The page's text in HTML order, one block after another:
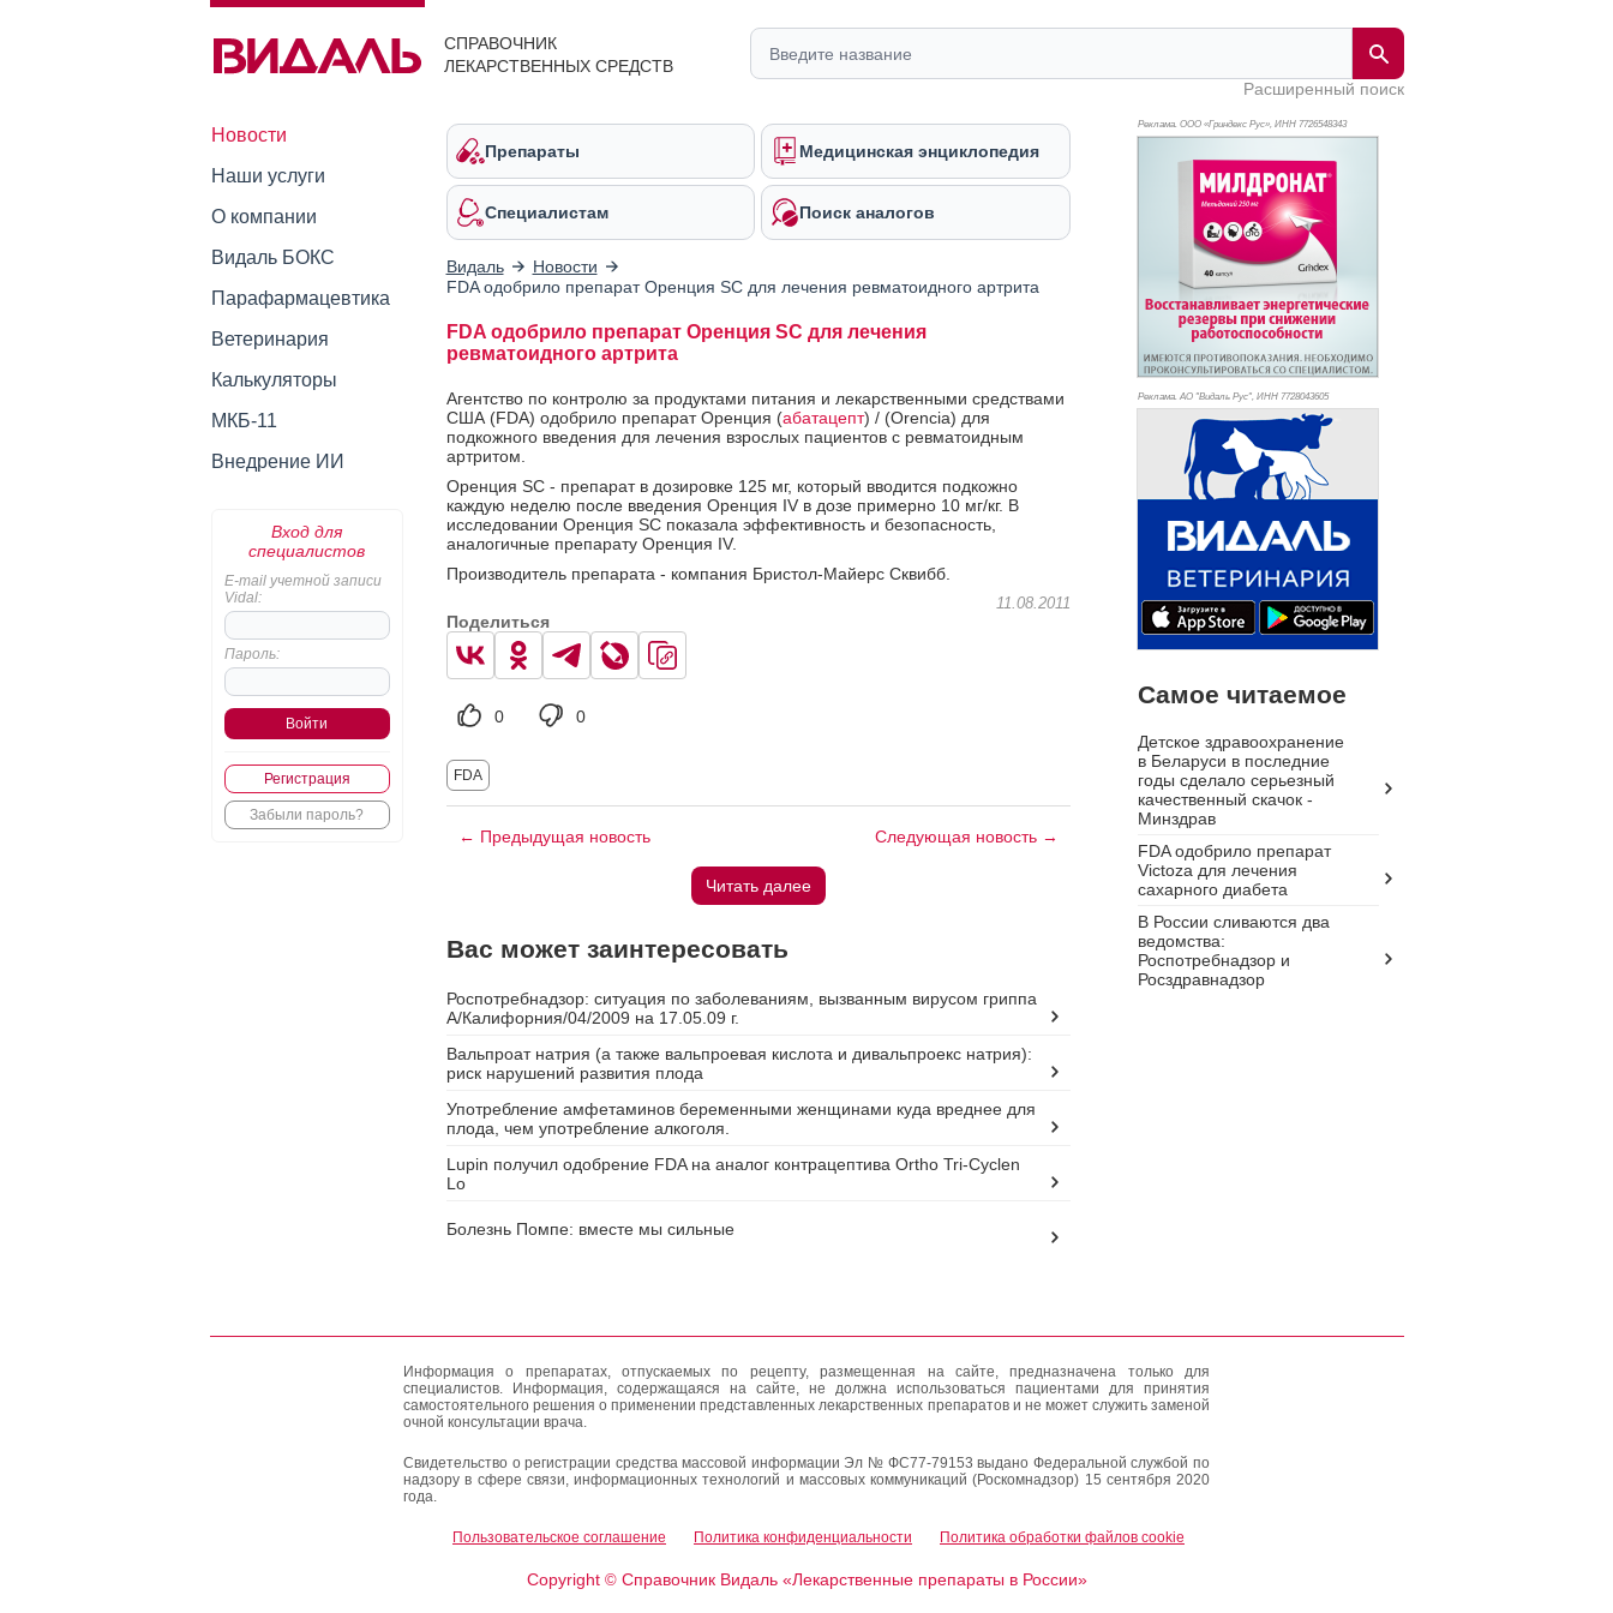
СПРАВОЧНИК
ЛЕКАРСТВЕННЫХ СРЕДСТВ
Расширенный поиск
Новости
Наши услуги
О компании
Видаль БОКС
Парафармацевтика
Ветеринария
Калькуляторы
МКБ-11
Внедрение ИИ
Вход для
специалистов
E-mail учетной записи
Vidal:
Пароль:
Регистрация
Забыли пароль?
Препараты Медицинская энциклопедия
Специалистам Поиск аналогов
Видаль
Новости
FDA одобрило препарат Оренция SC для лечения ревматоидного артрита
FDA одобрило препарат Оренция SC для лечения
ревматоидного артрита
Агентство по контролю за продуктами питания и лекарственными средствами
США (FDA) одобрило препарат Оренция (абатацепт) / (Orencia) для
подкожного введения для лечения взрослых пациентов с ревматоидным
артритом.
Оренция SC - препарат в дозировке 125 мг, который вводится подкожно
каждую неделю после введения Оренция IV в дозе примерно 10 мг/кг. В
исследовании Оренция SC показала эффективность и безопасность,
аналогичные препарату Оренция IV.
Производитель препарата - компания Бристол-Майерс Сквибб.
11.08.2011
Поделиться
0 0
FDA
← Предыдущая новость Следующая новость →
Читать далее
Вас может заинтересовать
Роспотребнадзор: ситуация по заболеваниям, вызванным вирусом гриппа
А/Калифорния/04/2009 на 17.05.09 г.
Вальпроат натрия (а также вальпроевая кислота и дивальпроекс натрия):
риск нарушений развития плода
Употребление амфетаминов беременными женщинами куда вреднее для
плода, чем употребление алкоголя.
Lupin получил одобрение FDA на аналог контрацептива Ortho Tri-Cyclen
Lo
Болезнь Помпе: вместе мы сильные
Реклама. ООО «Гриндекс Рус», ИНН 7726548343
Реклама. АО "Видаль Рус", ИНН 7728043605
Самое читаемое
Детское здравоохранение
в Беларуси в последние
годы сделало серьезный
качественный скачок -
Минздрав
FDA одобрило препарат
Victoza для лечения
сахарного диабета
В России сливаются два
ведомства:
Роспотребнадзор и
Росздравнадзор
Информация о препаратах, отпускаемых по рецепту, размещенная на сайте, предназначена только для
специалистов. Информация, содержащаяся на сайте, не должна использоваться пациентами для принятия
самостоятельного решения о применении представленных лекарственных препаратов и не может служить заменой
очной консультации врача.
Свидетельство о регистрации средства массовой информации Эл № ФС77-79153 выдано Федеральной службой по
надзору в сфере связи, информационных технологий и массовых коммуникаций (Роскомнадзор) 15 сентября 2020
года.
Пользовательское соглашение Политика конфиденциальности Политика обработки файлов cookie
Copyright ©Справочник Видаль «Лекарственные препараты в России»